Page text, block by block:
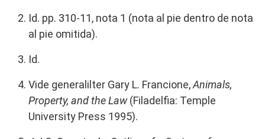
Id. pp. 310-11, nota 1 (nota al pie dentro de nota
al pie omitida).
Id.
Vide generalilter Gary L. Francione,Animals,
Property, and the Law(Filadelfia: Temple
University Press 1995).